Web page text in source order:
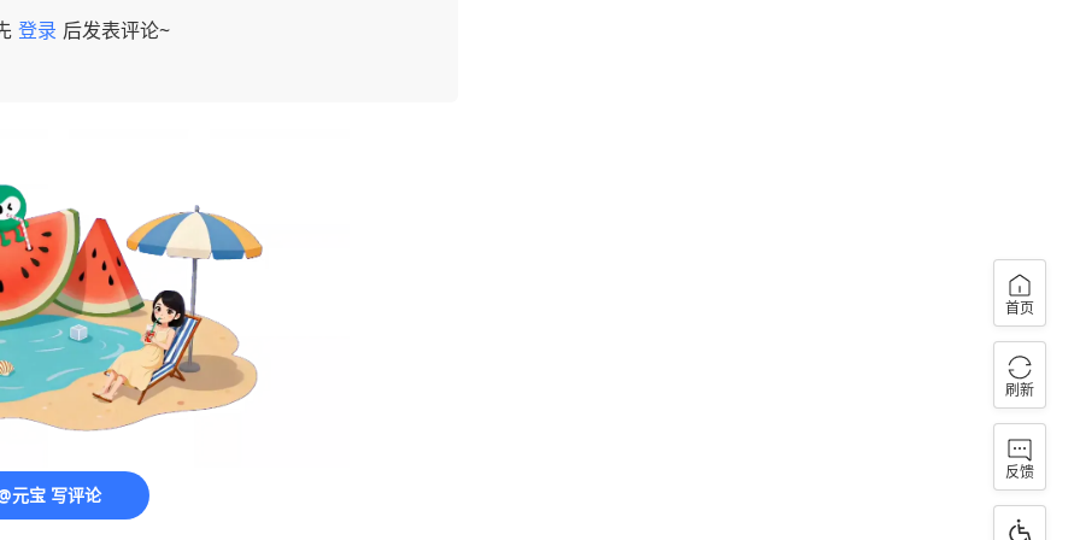
登录 后发表评论~
元宝 写评论
首页
刷新
反馈